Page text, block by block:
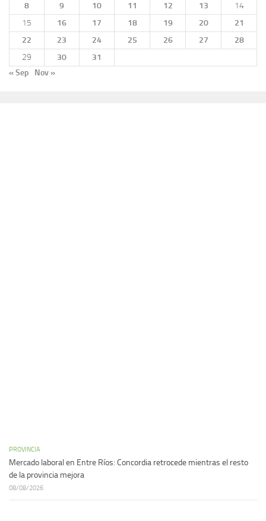
8
9 10 11 12 13
14
15
16 17 18 19 20
21
22
23 24 25 26 27
28
29
30
31
« Sep
Nov »
PROVINCIA
Mercado laboral en Entre Ríos: Concordia retrocede mientras el resto
de la provincia mejora
08/08/2026